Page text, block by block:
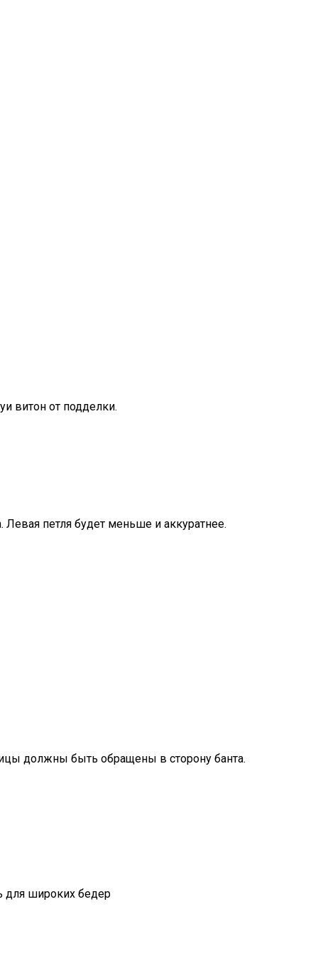
витон от подделки.
Левая петля будет меньше и аккуратнее.
должны быть обращены в сторону банта.
для широких бедер